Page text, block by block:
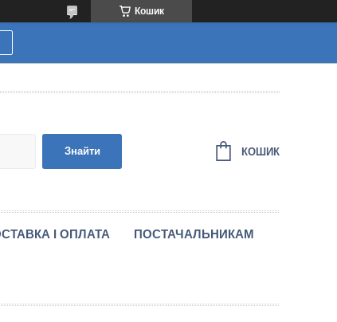
Кошик
Знайти КОШИК
І ОПЛАТА ПОСТАЧАЛЬНИКАМ